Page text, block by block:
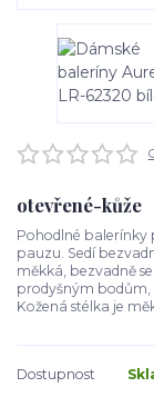
otevřené-kůže
Pohodlné balerínky
pauzu. Sedí
měkká, bezvadně
prodyšným
Kožená stélka je
Dostupnost